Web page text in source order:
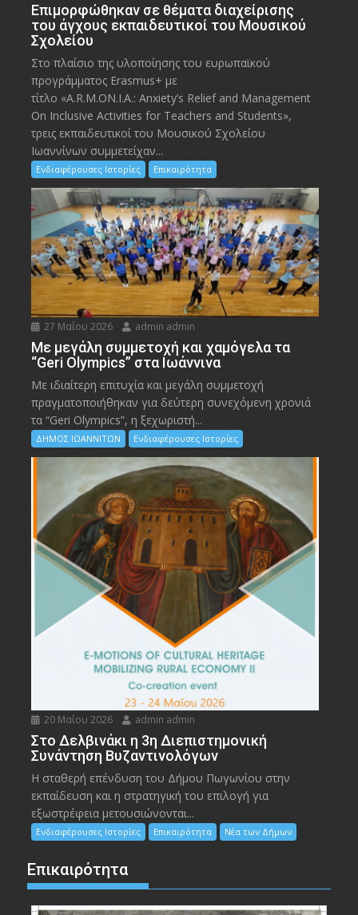
Eπιμορφώθηκαν σε θέματα διαχείρισης
του άγχους εκπαιδευτικοί του Μουσικού
Σχολείου
Στο πλαίσιο της υλοποίησης του ευρωπαϊκού
προγράμματος Erasmus+ με
τίτλο «A.R.M.ON.I.A.: Anxiety’s Relief and Management
On Inclusive Activities for Teachers and Students»,
τρεις εκπαιδευτικοί του Μουσικού Σχολείου
Ιωαννίνων συμμετείχαν...
Ενδιαφέρουσες Ιστορίες Επικαιρότητα
27 Μαΐου 2026 admin admin
Με μεγάλη συμμετοχή και χαμόγελα τα
“Geri Olympics” στα Ιωάννινα
Με ιδιαίτερη επιτυχία και μεγάλη συμμετοχή
πραγματοποιήθηκαν για δεύτερη συνεχόμενη χρονιά
τα “Geri Olympics”, η ξεχωριστή...
ΔΗΜΟΣ ΙΩΑΝΝΙΤΩΝ Ενδιαφέρουσες Ιστορίες
20 Μαΐου 2026 admin admin
Στο Δελβινάκι η 3η Διεπιστημονική
Συνάντηση Βυζαντινολόγων
Η σταθερή επένδυση του Δήμου Πωγωνίου στην
εκπαίδευση και η στρατηγική του επιλογή για
εξωστρέφεια μετουσιώνονται...
Ενδιαφέρουσες Ιστορίες Επικαιρότητα Νέα των Δήμων
Επικαιρότητα